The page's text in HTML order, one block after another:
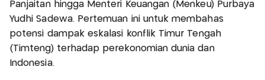
Panjaitan hingga Menteri Keuangan (Menkeu) Purbaya
Yudhi Sadewa. Pertemuan ini untuk membahas
potensi dampak eskalasi konflik Timur Tengah
(Timteng) terhadap perekonomian dunia dan
Indonesia.